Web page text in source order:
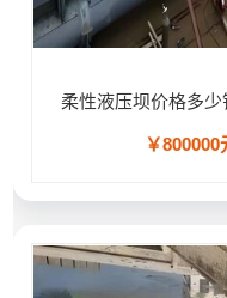
柔性液压坝价格多
￥800000